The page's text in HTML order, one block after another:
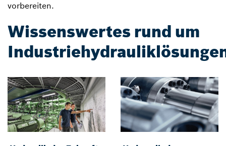
vorbereiten.
Wissenswertes rund um